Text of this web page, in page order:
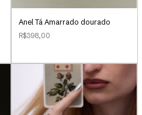
Anel Tá Amarrado dourado
R$398,00